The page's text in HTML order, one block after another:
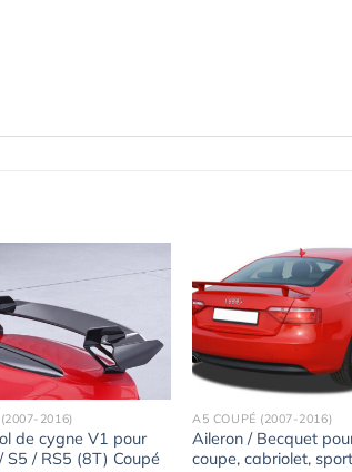
2016)
de cygne V1 pour
S5 / RS5 (8T) Coupé
A5 COUPÉ (2007-2016)
Aileron / Becquet
coupe, cabriolet,